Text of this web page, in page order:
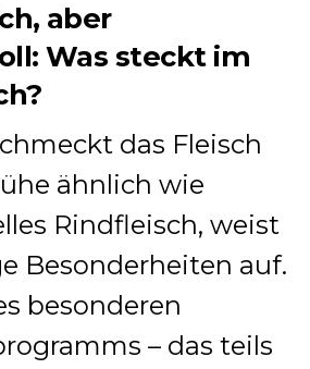
aber
Was steckt im
das Fleisch
ähnlich wie
Rindfleisch, weist
Besonderheiten auf.
besonderen
– das teils